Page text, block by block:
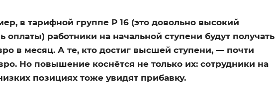
в тарифной группе P 16 (это довольно высокий
оплаты) работники на начальной ступени будут получать
в месяц. А те, кто достиг высшей ступени, — почти
Но повышение коснётся не только их: сотрудники на
позициях тоже увидят прибавку.